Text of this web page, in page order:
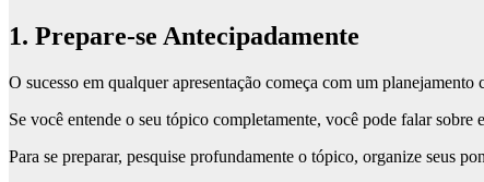
1. Prepare-se Antecipadamente
O sucesso em qualquer apresentação começa com um planejamento
Se você entende o seu tópico completamente, você pode falar
Para se preparar, pesquise profundamente o tópico, organize seus